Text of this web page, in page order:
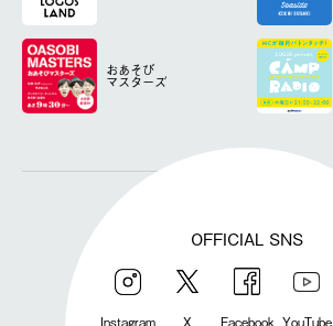
おあそび
マスターズ
OFFICIAL SNS
Instagram X Facebook YouTube